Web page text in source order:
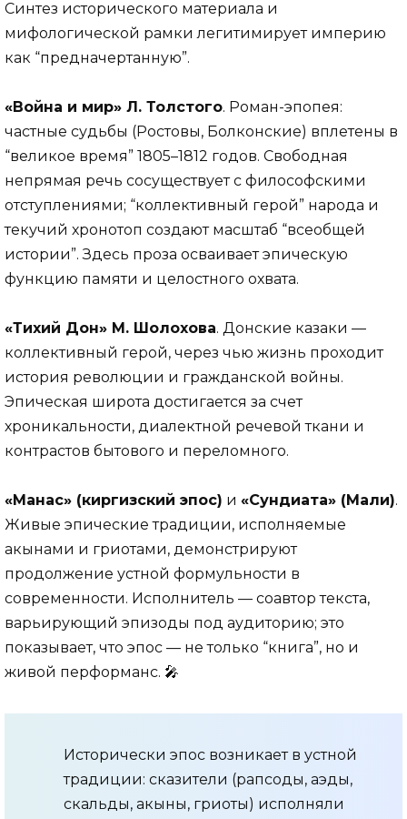
Синтез исторического материала и
мифологической рамки легитимирует империю
как “предначертанную”.
«Война и мир» Л. Толстого. Роман-эпопея:
частные судьбы (Ростовы, Болконские) вплетены в
“великое время” 1805–1812 годов. Свободная
непрямая речь сосуществует с философскими
отступлениями; “коллективный герой” народа и
текучий хронотоп создают масштаб “всеобщей
истории”. Здесь проза осваивает эпическую
функцию памяти и целостного охвата.
«Тихий Дон» М. Шолохова. Донские казаки —
коллективный герой, через чью жизнь проходит
история революции и гражданской войны.
Эпическая широта достигается за счет
хроникальности, диалектной речевой ткани и
контрастов бытового и переломного.
«Манас» (киргизский эпос) и «Сундиата» (Мали).
Живые эпические традиции, исполняемые
акынами и гриотами, демонстрируют
продолжение устной формульности в
современности. Исполнитель — соавтор текста,
варьирующий эпизоды под аудиторию; это
показывает, что эпос — не только “книга”, но и
живой перформанс. 🎤
Исторически эпос возникает в устной
традиции: сказители (рапсоды, аэды,
скальды, акыны, гриоты) исполняли